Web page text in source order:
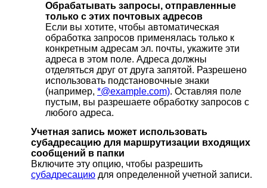
Обрабатывать запросы, отправленные
только с этих почтовых адресов
Если вы хотите, чтобы автоматическая
обработка запросов применялась только к
конкретным адресам эл. почты, укажите эти
адреса в этом поле. Адреса должны
отделяться друг от друга запятой. Разрешено
использовать подстановочные знаки
(например, *@example.com). Оставляя поле
пустым, вы разрешаете обработку запросов с
любого адреса.
Учетная запись может использовать
субадресацию для маршрутизации входящих
сообщений в папки
Включите эту опцию, чтобы разрешить
субадресацию для определенной учетной записи.